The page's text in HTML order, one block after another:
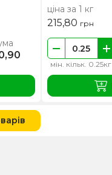
ціна за 1 кг
215,80 грн
мін. кільк. 0.25кг